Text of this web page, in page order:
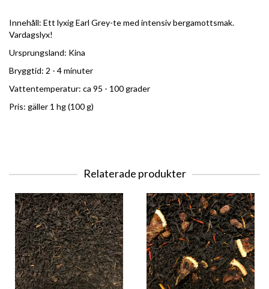
Innehåll: Ett lyxig Earl Grey-te med intensiv bergamottsmak.
Vardagslyx!
Ursprungsland: Kina
Bryggtid: 2 - 4 minuter
Vattentemperatur: ca 95 - 100 grader
Pris: gäller 1 hg (100 g)
Relaterade produkter